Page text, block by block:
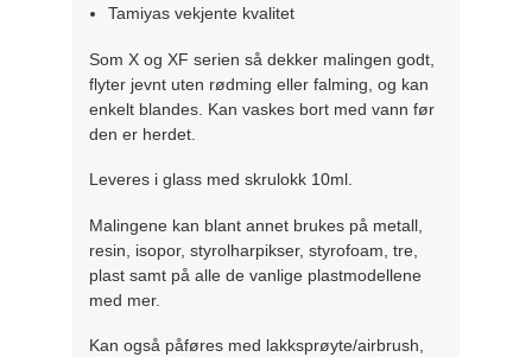
Tamiyas vekjente kvalitet
Som X og XF serien så dekker malingen godt,
flyter jevnt uten rødming eller falming, og kan
enkelt blandes. Kan vaskes bort med vann før
den er herdet.
Leveres i glass med skrulokk 10ml.
Malingene kan blant annet brukes på metall,
resin, isopor, styrolharpikser, styrofoam, tre,
plast samt på alle de vanlige plastmodellene
med mer.
Kan også påføres med lakksprøyte/airbrush,